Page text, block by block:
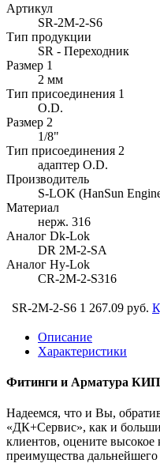
Артикул
SR-2M-2-S6
Тип продукции
SR - Переходник
Размер 1
2 мм
Тип присоединения 1
O.D.
Размер 2
1/8"
Тип присоединения 2
адаптер O.D.
Производитель
S-LOK (HanSun
Материал
нерж. 316
Аналог Dk-Lok
DR 2M-2-SA
Аналог Hy-Lok
CR-2M-2-S316
SR-2M-2-S6 1 267.09 руб.
Описание
Характеристики
Фитинги и Арматура КИП
Надеемся, что и Вы,
«ДК+Сервис», как и
клиентов, оцените высокое
преимущества